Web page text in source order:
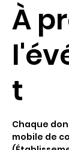
À
t
Chaque
mobile de